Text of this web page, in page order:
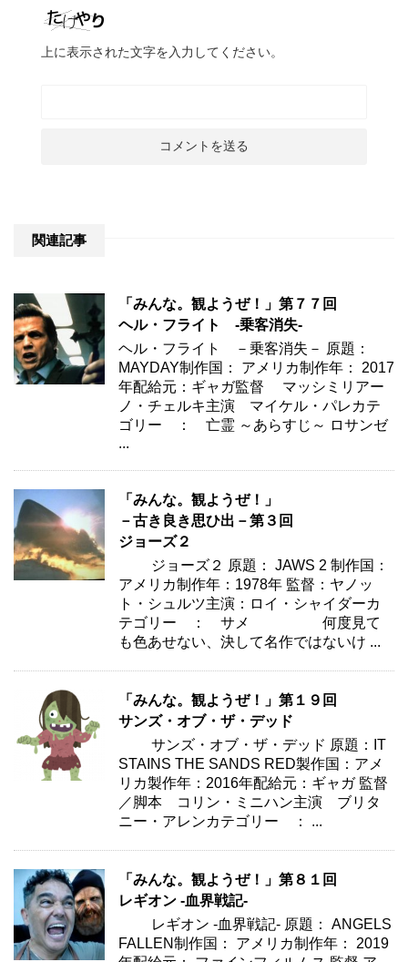
上に表示された文字を入力してください。
関連記事
「みんな。観ようぜ！」第７７回
ヘル・フライト -乗客消失-
ヘル・フライト －乗客消失－ 原題：
MAYDAY制作国： アメリカ制作年： 2017
年配給元：ギャガ監督 マッシミリアー
ノ・チェルキ主演 マイケル・パレカテ
ゴリー ： 亡霊 ～あらすじ～ ロサンゼ
...
「みんな。観ようぜ！」
－古き良き思ひ出－第３回
ジョーズ２
ジョーズ２ 原題： JAWS 2 制作国：
アメリカ制作年：1978年 監督：ヤノッ
ト・シュルツ主演：ロイ・シャイダーカ
テゴリー ： サメ 何度見て
も色あせない、決して名作ではないけ ...
「みんな。観ようぜ！」第１９回
サンズ・オブ・ザ・デッド
サンズ・オブ・ザ・デッド 原題：IT
STAINS THE SANDS RED製作国：アメ
リカ製作年：2016年配給元：ギャガ 監督
／脚本 コリン・ミニハン主演 ブリタ
ニー・アレンカテゴリー ： ...
「みんな。観ようぜ！」第８１回
レギオン -血界戦記-
レギオン -血界戦記- 原題： ANGELS
FALLEN制作国： アメリカ制作年： 2019